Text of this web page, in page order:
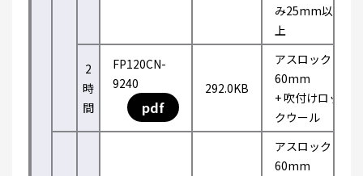
み25mm以
上
2
時
間
FP120CN-
9240
pdf
292.0KB
アスロック
60mm
+ 吹付けロッ
クウール
アスロック
60mm